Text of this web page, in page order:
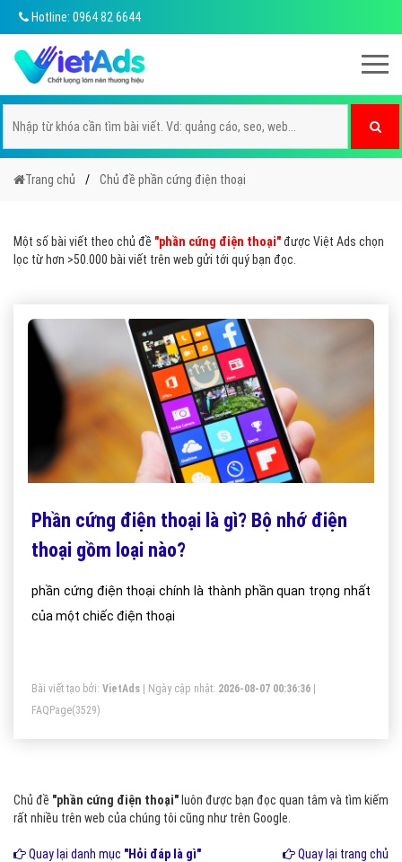
Hotline: 0964 82 6644
Trang chủ Chủ đề phần cứng điện thoại
Một số bài viết theo chủ đề "phần cứng điện thoại"được Việt Ads chọn
lọc từ hơn >50.000 bài viết trên web gửi tới quý bạn đọc.
Phần cứng điện thoại là gì? Bộ nhớ điện
thoại gồm loại nào?
phần cứng điện thoại chính là thành phần quan trọng nhất
của một chiếc điện thoại
Bài viết tạo bởi: VietAds | Ngày cập nhật: 2026-08-07 00:36:36
FAQPage(3529)
Chủ đề "phần cứng điện thoại" luôn được bạn đọc quan tâm và tìm kiếm
rất nhiều trên web của chúng tôi cũng như trên Google.
Quay lại danh mục "Hỏi đáp là gì" Quay lại trang chủ